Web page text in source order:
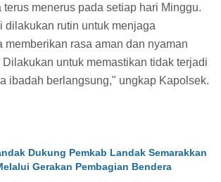
menerus pada setiap hari Minggu.
dilakukan rutin untuk menjaga
memberikan rasa aman dan nyaman
untuk memastikan tidak terjadi
ibadah berlangsung," ungkap Kapolsek.
Dukung Pemkab Landak Semarakkan
Gerakan Pembagian Bendera